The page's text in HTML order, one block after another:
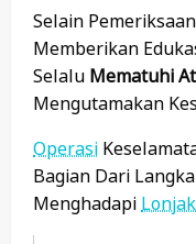
Selain
Memberikan
Selalu Mematuhi
Mengutamakan
Operasi
Bagian Dari
Menghadapi